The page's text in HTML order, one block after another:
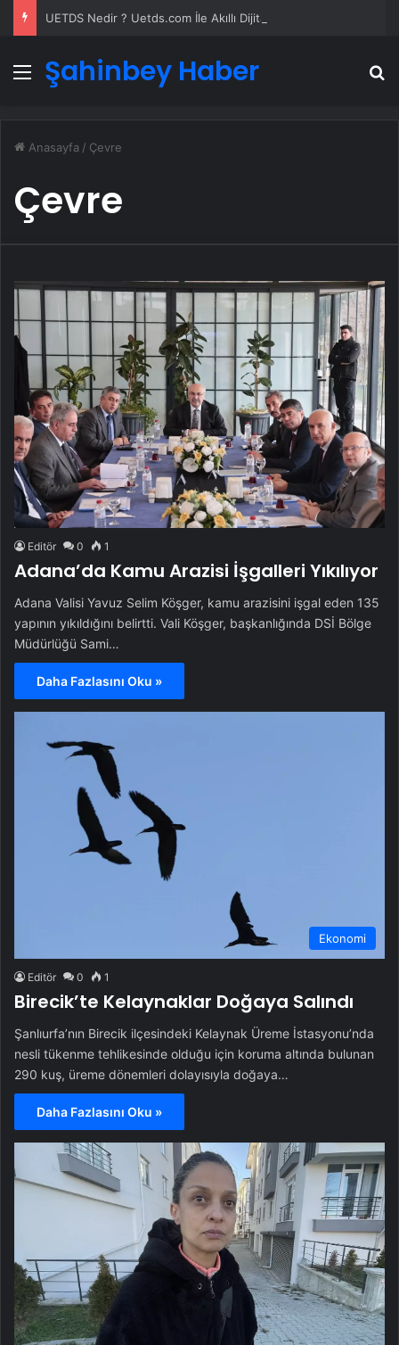
Menü
Şahinbey Haber
Anasayfa / Çevre
Çevre
Editör 0 1
Adana’da Kamu Arazisi İşgalleri Yıkılıyor
Adana Valisi Yavuz Selim Köşger, kamu arazisini işgal eden 135
yapının yıkıldığını belirtti. Vali Köşger, başkanlığında DSİ Bölge
Müdürlüğü Sami…
Daha Fazlasını Oku »
Ekonomi
Editör 0 1
Birecik’te Kelaynaklar Doğaya Salındı
Şanlıurfa’nın Birecik ilçesindeki Kelaynak Üreme İstasyonu’nda
nesli tükenme tehlikesinde olduğu için koruma altında bulunan
290 kuş, üreme dönemleri dolayısıyla doğaya…
Daha Fazlasını Oku »